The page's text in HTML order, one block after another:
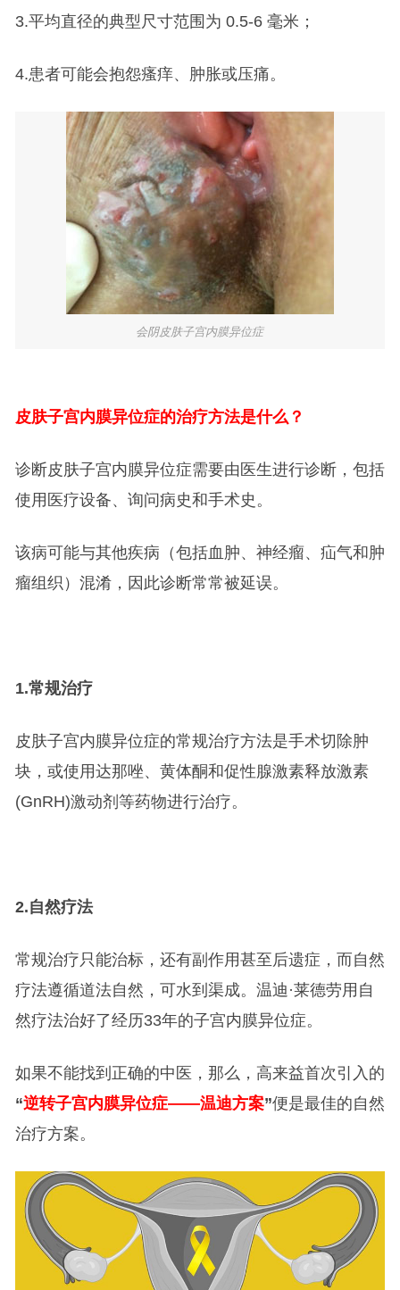
3.平均直径的典型尺寸范围为 0.5-6 毫米；
4.患者可能会抱怨瘙痒、肿胀或压痛。
会阴皮肤子宫内膜异位症
皮肤子宫内膜异位症的治疗方法是什么？
诊断皮肤子宫内膜异位症需要由医生进行诊断，包括
使用医疗设备、询问病史和手术史。
该病可能与其他疾病（包括血肿、神经瘤、疝气和肿
瘤组织）混淆，因此诊断常常被延误。
1.常规治疗
皮肤子宫内膜异位症的常规治疗方法是手术切除肿
块，或使用达那唑、黄体酮和促性腺激素释放激素
(GnRH)激动剂等药物进行治疗。
2.自然疗法
常规治疗只能治标，还有副作用甚至后遗症，而自然
疗法遵循道法自然，可水到渠成。温迪·莱德劳用自
然疗法治好了经历33年的子宫内膜异位症。
如果不能找到正确的中医，那么，高来益首次引入的
“逆转子宫内膜异位症——温迪方案”便是最佳的自然
治疗方案。